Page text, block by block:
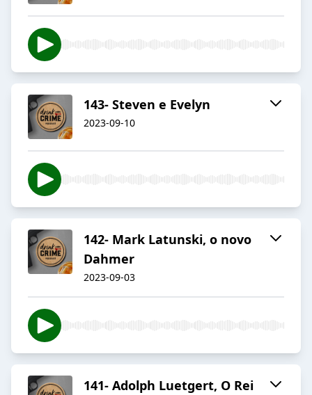
143- Steven e Evelyn
2023-09-10
142- Mark Latunski, o novo
Dahmer
2023-09-03
141- Adolph Luetgert, O Rei